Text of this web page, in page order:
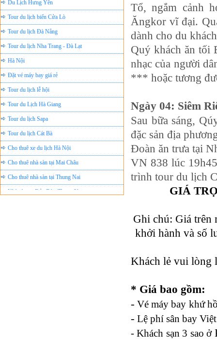
Tour du lịch biển Cửa Lò
Tour du lịch Đà Nẵng
Tour du lịch Nha Trang - Đà Lạt
Hà Nội
Đặt vé máy bay giá rẻ
Tour du lịch lễ hội
Tour du Lịch Hà Giang
Tour du lịch Sapa
Tour du lịch Cát Bà
Cho thuê xe du lịch Hà Nội
Cho thuê nhà sàn tại Mai Châu
Cho thuê nhà sàn tại Thung Nai
Nhà sàn tại Đảo Dừa Thung Nai
Cho Thuê xe du lịch Hà Nội giá rẻ
Tổ, ngắm cảnh
Ăngkor vĩ đại.
dành cho du
Quý khách ăn tối
nhạc của người
*** hoặc tương
Ngày 04: Siêm
Sau bữa sáng,
đặc sản địa
Đoàn ăn trưa tại
VN 838 lúc
trình tour du lịch
GIÁ
Ghi chú: Giá trên
khởi hành và số
Khách lẻ vui lòng
* Giá bao gồm:
- Vé máy bay khứ
- Lệ phí sân bay
- Khách sạn 3 sao ở